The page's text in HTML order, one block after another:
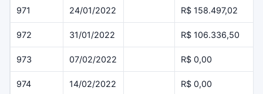
971 24/01/2022 R$ 158.497,02
972 31/01/2022 R$ 106.336,50
973 07/02/2022 R$ 0,00
974 14/02/2022 R$ 0,00